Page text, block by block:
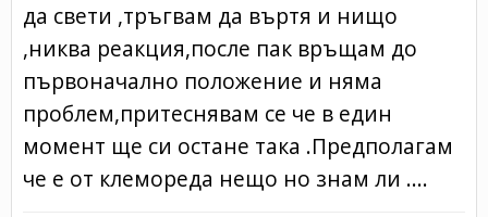
да свети ,тръгвам да въртя и нищо
,никва реакция,после пак връщам до
първоначално положение и няма
проблем,притеснявам се че в един
момент ще си остане така .Предполагам
че е от клемореда нещо но знам ли ....